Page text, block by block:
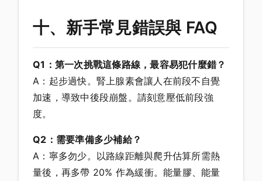
十、新手常見錯誤與 FAQ
Q1：第一次挑戰這條路線，最容易犯什麼錯？
A：起步過快。腎上腺素會讓人在前段不自覺
加速，導致中後段崩盤。請刻意壓低前段強
度。
Q2：需要準備多少補給？
A：寧多勿少。以路線距離與爬升估算所需熱
量後，再多帶 20% 作為緩衝。能量膠、能量